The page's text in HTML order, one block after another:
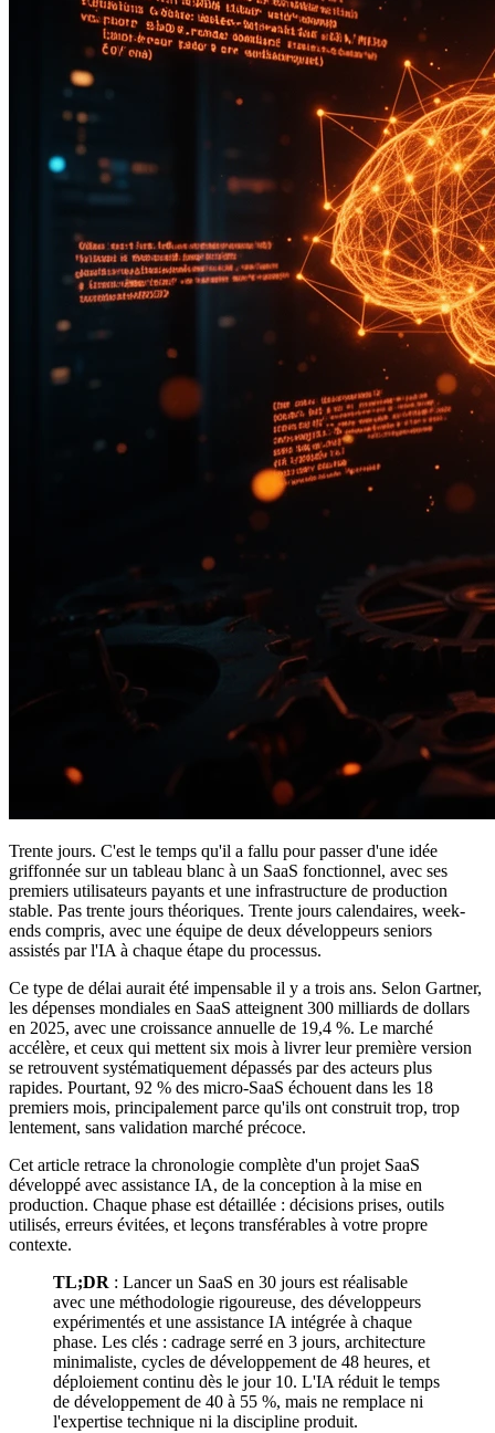
Trente jours. C'est le temps qu'il a fallu pour passer d'une idée
griffonnée sur un tableau blanc à un SaaS fonctionnel, avec ses
premiers utilisateurs payants et une infrastructure de production
stable. Pas trente jours théoriques. Trente jours calendaires, week-
ends compris, avec une équipe de deux développeurs seniors
assistés par l'IA à chaque étape du processus.
Ce type de délai aurait été impensable il y a trois ans. Selon Gartner,
les dépenses mondiales en SaaS atteignent 300 milliards de dollars
en 2025, avec une croissance annuelle de 19,4 %. Le marché
accélère, et ceux qui mettent six mois à livrer leur première version
se retrouvent systématiquement dépassés par des acteurs plus
rapides. Pourtant, 92 % des micro-SaaS échouent dans les 18
premiers mois, principalement parce qu'ils ont construit trop, trop
lentement, sans validation marché précoce.
Cet article retrace la chronologie complète d'un projet SaaS
développé avec assistance IA, de la conception à la mise en
production. Chaque phase est détaillée : décisions prises, outils
utilisés, erreurs évitées, et leçons transférables à votre propre
contexte.
TL;DR : Lancer un SaaS en 30 jours est réalisable
avec une méthodologie rigoureuse, des développeurs
expérimentés et une assistance IA intégrée à chaque
phase. Les clés : cadrage serré en 3 jours, architecture
minimaliste, cycles de développement de 48 heures, et
déploiement continu dès le jour 10. L'IA réduit le temps
de développement de 40 à 55 %, mais ne remplace ni
l'expertise technique ni la discipline produit.